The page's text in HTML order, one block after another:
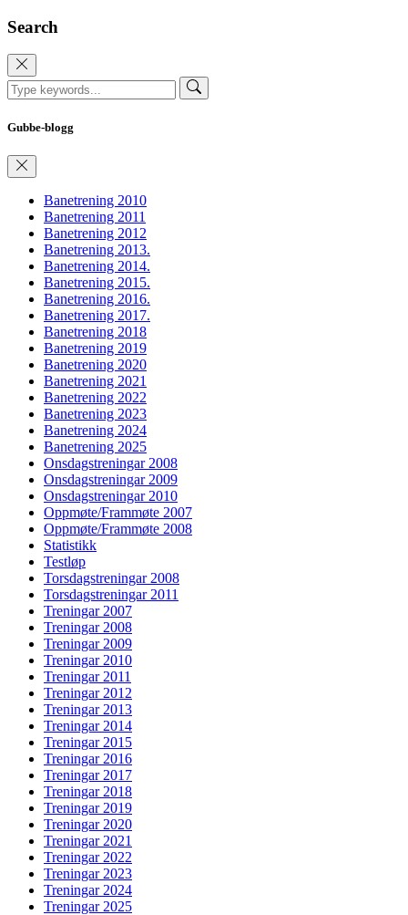
Search
Gubbe-blogg
Banetrening 2010
Banetrening 2011
Banetrening 2012
Banetrening 2013.
Banetrening 2014.
Banetrening 2015.
Banetrening 2016.
Banetrening 2017.
Banetrening 2018
Banetrening 2019
Banetrening 2020
Banetrening 2021
Banetrening 2022
Banetrening 2023
Banetrening 2024
Banetrening 2025
Onsdagstreningar 2008
Onsdagstreningar 2009
Onsdagstreningar 2010
Oppmøte/Frammøte 2007
Oppmøte/Frammøte 2008
Statistikk
Testløp
Torsdagstreningar 2008
Torsdagstreningar 2011
Treningar 2007
Treningar 2008
Treningar 2009
Treningar 2010
Treningar 2011
Treningar 2012
Treningar 2013
Treningar 2014
Treningar 2015
Treningar 2016
Treningar 2017
Treningar 2018
Treningar 2019
Treningar 2020
Treningar 2021
Treningar 2022
Treningar 2023
Treningar 2024
Treningar 2025